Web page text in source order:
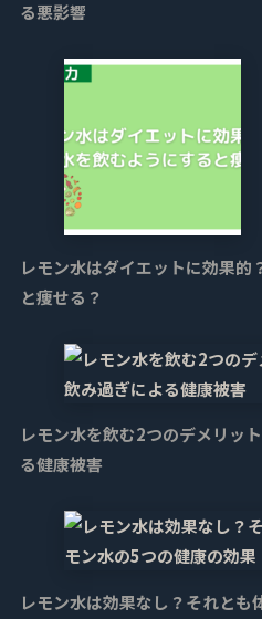
る悪影響
レモン水はダイエットに効果的
と痩せる？
レモン水を飲む2つのデメリッ
る健康被害
レモン水は効果なし？それと